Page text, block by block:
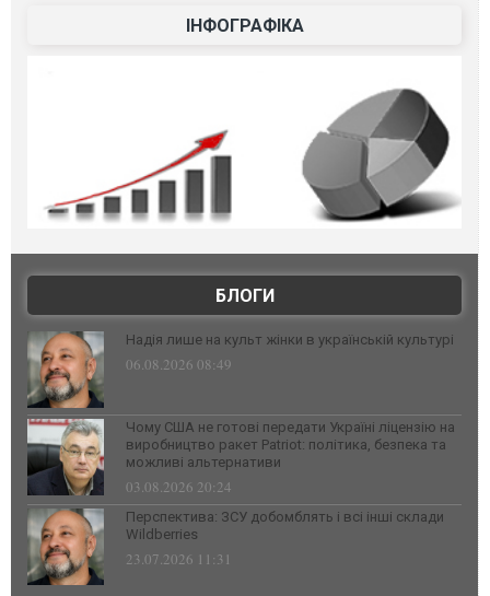
ІНФОГРАФІКА
БЛОГИ
Надія лише на культ жінки в українській культурі
06.08.2026 08:49
Чому США не готові передати Україні ліцензію на
виробництво ракет Patriot: політика, безпека та
можливі альтернативи
03.08.2026 20:24
Перспектива: ЗСУ добомблять і всі інші склади
Wildberries
23.07.2026 11:31